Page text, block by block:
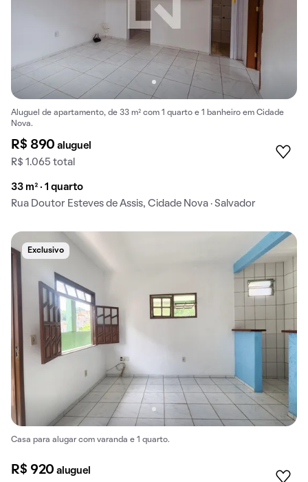
Aluguel de apartamento, de 33 m² com 1 quarto e 1 banheiro em Cidade
Nova.
R$ 890aluguel
R$ 1.065 total
33 m² · 1 quarto
Rua Doutor Esteves de Assis, Cidade Nova · Salvador
Exclusivo
Casa para alugar com varanda e 1 quarto.
R$ 920aluguel